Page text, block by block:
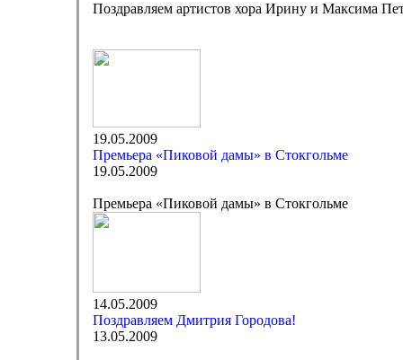
Поздравляем артистов хора Ирину и Максима
19.05.2009
Премьера «Пиковой дамы» в Стокгольме
19.05.2009
Премьера «Пиковой дамы» в Стокгольме
14.05.2009
Поздравляем Дмитрия Городова!
13.05.2009